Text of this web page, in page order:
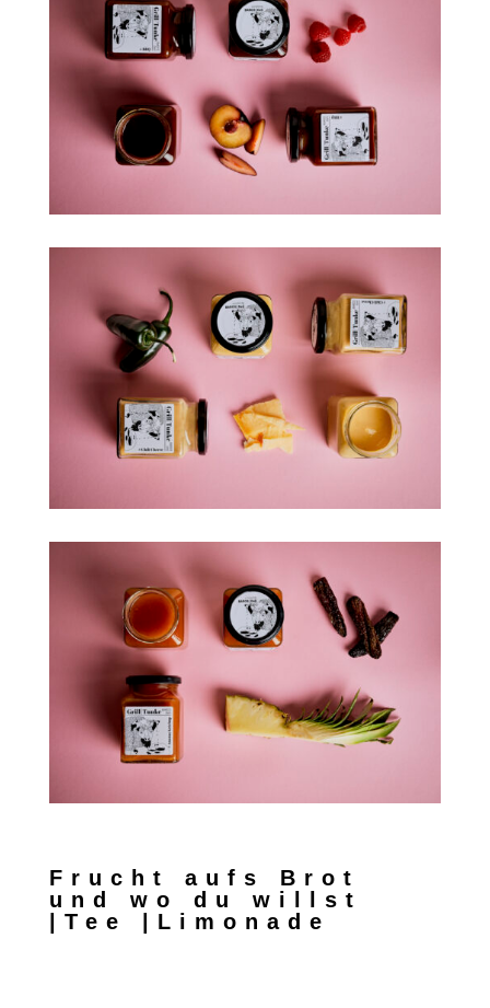
Frucht aufs Brot
und wo du willst
|Tee |Limonade